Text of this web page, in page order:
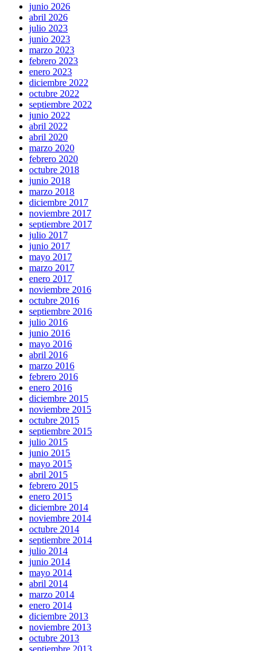
junio 2026
abril 2026
julio 2023
junio 2023
marzo 2023
febrero 2023
enero 2023
diciembre 2022
octubre 2022
septiembre 2022
junio 2022
abril 2022
abril 2020
marzo 2020
febrero 2020
octubre 2018
junio 2018
marzo 2018
diciembre 2017
noviembre 2017
septiembre 2017
julio 2017
junio 2017
mayo 2017
marzo 2017
enero 2017
noviembre 2016
octubre 2016
septiembre 2016
julio 2016
junio 2016
mayo 2016
abril 2016
marzo 2016
febrero 2016
enero 2016
diciembre 2015
noviembre 2015
octubre 2015
septiembre 2015
julio 2015
junio 2015
mayo 2015
abril 2015
febrero 2015
enero 2015
diciembre 2014
noviembre 2014
octubre 2014
septiembre 2014
julio 2014
junio 2014
mayo 2014
abril 2014
marzo 2014
enero 2014
diciembre 2013
noviembre 2013
octubre 2013
septiembre 2013